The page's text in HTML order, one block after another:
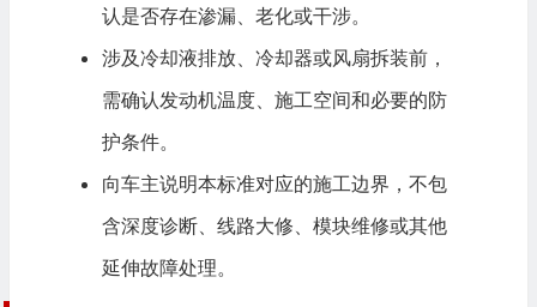
认是否存在渗漏、老化或干涉。
涉及冷却液排放、冷却器或风扇拆装前，
需确认发动机温度、施工空间和必要的防
护条件。
向车主说明本标准对应的施工边界，不包
含深度诊断、线路大修、模块维修或其他
延伸故障处理。